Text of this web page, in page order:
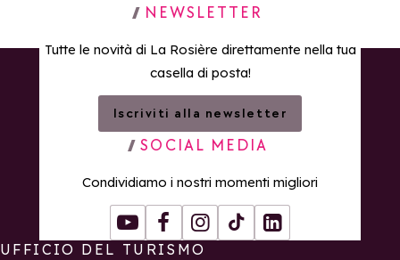
Torna alla home page
NEWSLETTER
Tutte le novità di La Rosière direttamente nella tua
casella di posta!
Iscriviti alla newsletter
SOCIAL MEDIA
Condividiamo i nostri momenti migliori
YoutubeFacebookInstagram
Tiktok LinkedIn
UFFICIO DEL TURISMO